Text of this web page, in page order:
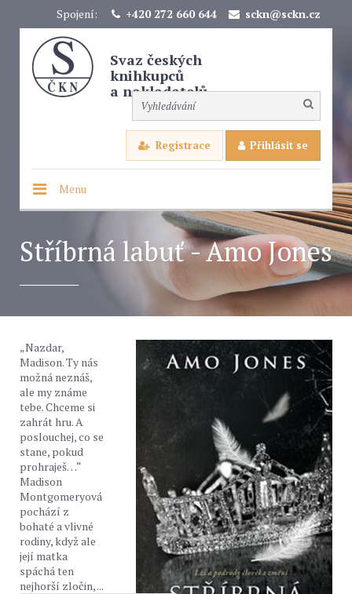
Spojení: +420 272 660 644 sckn@sckn.cz
Svaz českých
knihkupců
a nakladatelů
Registrace Přihlásit se
Menu
Stříbrná labuť - Amo Jones
„Nazdar,
Madison. Ty nás
možná neznáš,
ale my známe
tebe. Chceme si
zahrát hru. A
poslouchej, co se
stane, pokud
prohraješ…“
Madison
Montgomeryová
pochází z
bohaté a vlivné
rodiny, když ale
její matka
spáchá ten
nejhorší zločin, ...